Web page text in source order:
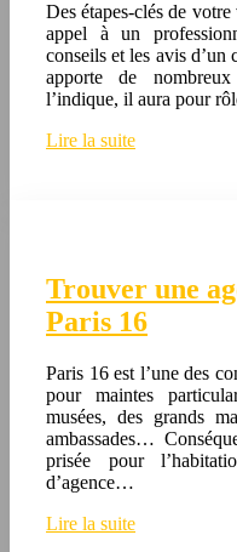
Des étapes-clés de
appel à un
conseils et les avis d’un
apporte de
l’indique, il aura pour
Lire la suite
Trouver une
Paris 16
Paris 16 est l’une des
pour maintes
musées, des grands
ambassades…
prisée pour
d’agence…
Lire la suite